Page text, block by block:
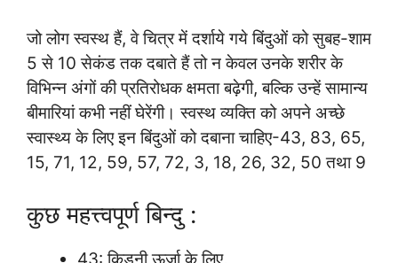
जो लोग स्वस्थ हैं, वे चित्र में दर्शाये गये बिंदुओं को सुबह-शाम
5 से 10 सेकंड तक दबाते हैं तो न केवल उनके शरीर के
विभिन्न अंगों की प्रतिरोधक क्षमता बढ़ेगी, बल्कि उन्हें सामान्य
बीमारियां कभी नहीं घेरेंगी। स्वस्थ व्यक्ति को अपने अच्छे
स्वास्थ्य के लिए इन बिंदुओं को दबाना चाहिए-43, 83, 65,
15, 71, 12, 59, 57, 72, 3, 18, 26, 32, 50 तथा 9
कुछ महत्त्वपूर्ण बिन्दु :
43: किडनी ऊर्जा के लिए,